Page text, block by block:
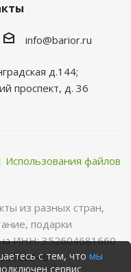
info@barior.ru
д.144;
проспект, д. 36
Использования файлов
из разных стран,
пoдарки
ИНН: 352604681660
с тем, что мы
сервис